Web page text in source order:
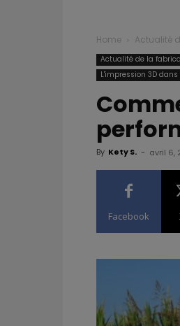
Home Actualité
Actualité de la
L'impression 3D
By Kety S. - avril 6,
Facebook